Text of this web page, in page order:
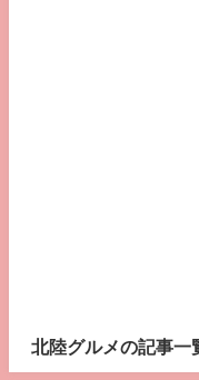
北陸グルメの記事一